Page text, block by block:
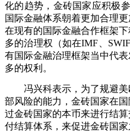
化的趋势，金砖国家应积极
国际金融体系朝着更加合理
在现有的国际金融合作框架
多的治理权（如在IMF
有国际金融治理框架当中代
多的权利。
冯兴科表示，为了规避
部风险的能力，金砖国家在
过金砖国家的本币来进行结
付结算体系，来促进金砖国